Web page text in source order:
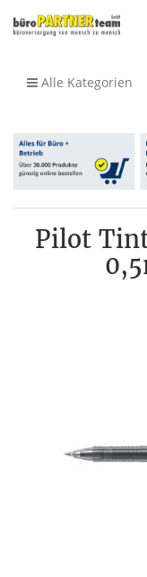
Alle Kategorien
Pilot